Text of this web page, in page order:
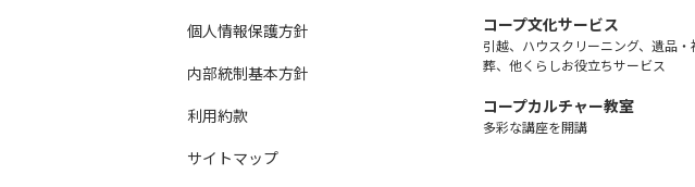
個人情報保護方針
内部統制基本方針
利用約款
サイトマップ
コープ文化サービス
引越、ハウスクリーニング、遺品
葬、他くらしお役立ちサービス
コープカルチャー教室
多彩な講座を開講